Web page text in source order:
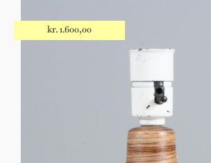
have din interesse?
kr.1.600,00